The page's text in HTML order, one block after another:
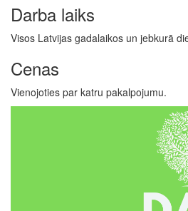
Darba laiks
Visos Latvijas gadalaikos un jebkurā
Cenas
Vienojoties par katru pakalpojumu.